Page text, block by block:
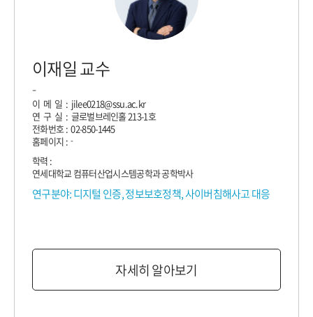
이재일 교수
-
이 메 일 : jilee0218@ssu.ac.kr
연 구 실 : 글로벌브레인홀 213-1호
전화번호 : 02-850-1445
홈페이지 :-
학력 :
연세대학교 컴퓨터산업시스템공학과 공학박사
연구분야: 디지털 인증, 정보보호정책, 사이버침해사고 대응
자세히 알아보기